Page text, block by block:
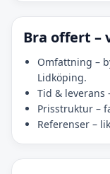
Bra offert –
Omfattning –
Lidköping.
Tid &
Prisstruktur –
Referenser –